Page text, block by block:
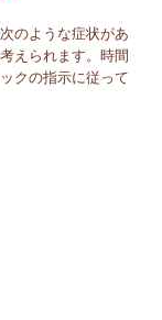
のような症状があ
えられます。時間
クの指示に従って